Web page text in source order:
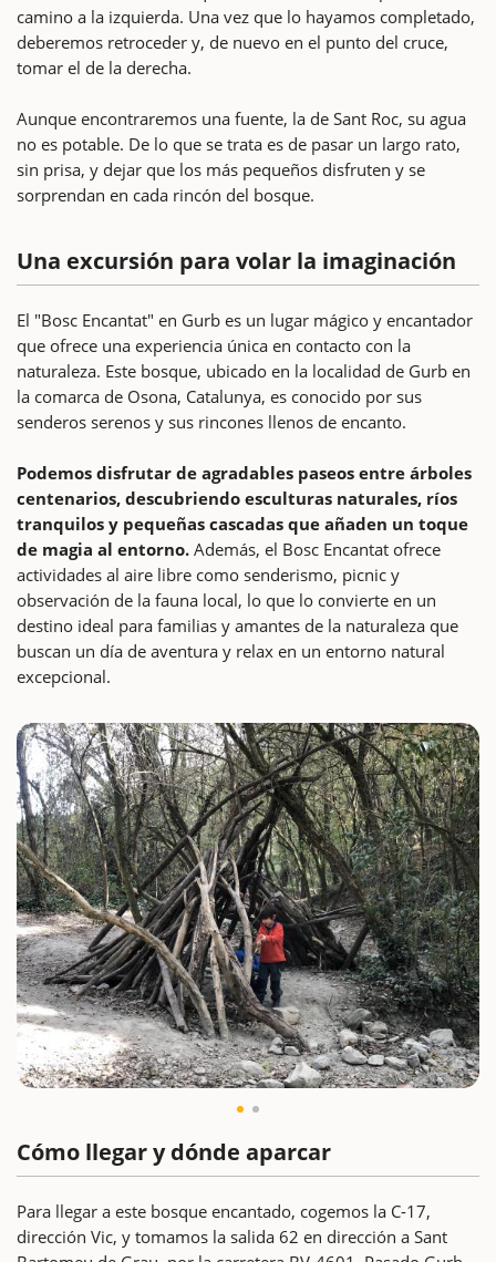
camino a la izquierda. Una vez que lo hayamos completado,
deberemos retroceder y, de nuevo en el punto del cruce,
tomar el de la derecha.
Aunque encontraremos una fuente, la de Sant Roc, su agua
no es potable. De lo que se trata es de pasar un largo rato,
sin prisa, y dejar que los más pequeños disfruten y se
sorprendan en cada rincón del bosque.
Una excursión para volar la imaginación
El "Bosc Encantat" en Gurb es un lugar mágico y encantador
que ofrece una experiencia única en contacto con la
naturaleza. Este bosque, ubicado en la localidad de Gurb en
la comarca de Osona, Catalunya, es conocido por sus
senderos serenos y sus rincones llenos de encanto.
Podemos disfrutar de agradables paseos entre árboles
centenarios, descubriendo esculturas naturales, ríos
tranquilos y pequeñas cascadas que añaden un toque
de magia al entorno. Además, el Bosc Encantat ofrece
actividades al aire libre como senderismo, picnic y
observación de la fauna local, lo que lo convierte en un
destino ideal para familias y amantes de la naturaleza que
buscan un día de aventura y relax en un entorno natural
excepcional.
Cómo llegar y dónde aparcar
Para llegar a este bosque encantado, cogemos la C-17,
dirección Vic, y tomamos la salida 62 en dirección a Sant